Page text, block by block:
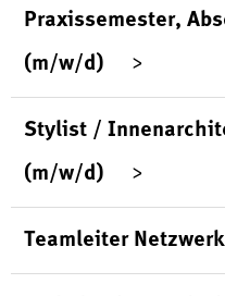
Praxissemester,
(m/w/d)
Stylist /
(m/w/d)
Teamleiter